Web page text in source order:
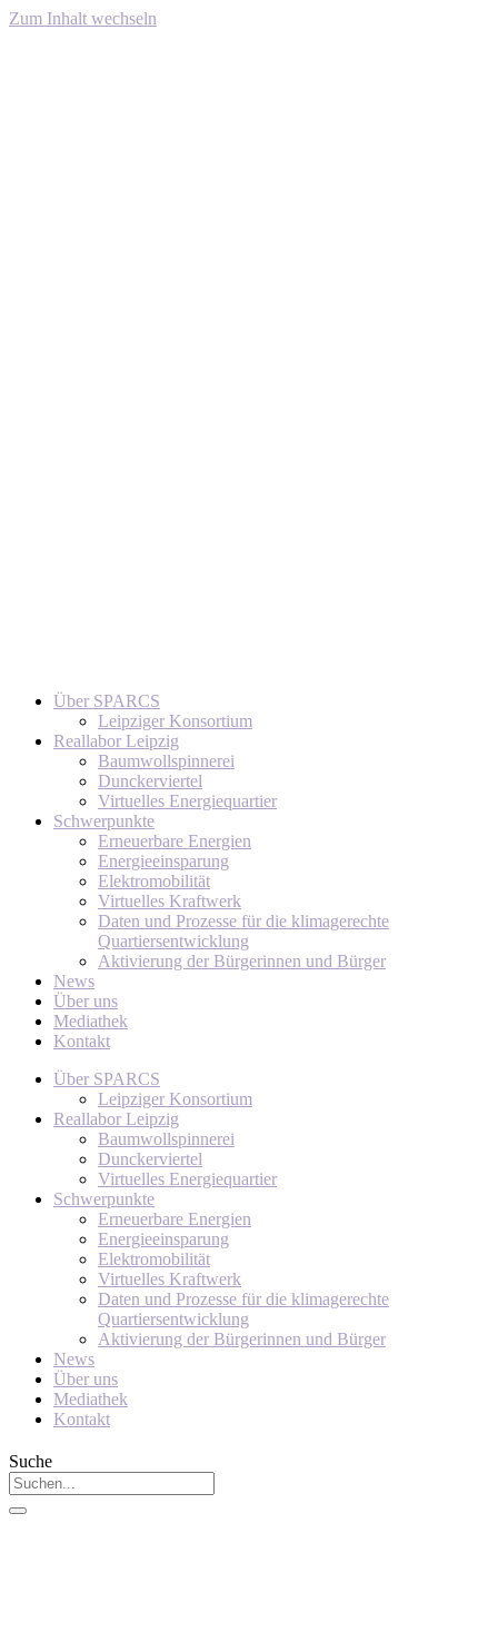
Zum Inhalt wechseln
Über SPARCS
Leipziger Konsortium
Reallabor Leipzig
Baumwollspinnerei
Dunckerviertel
Virtuelles Energiequartier
Schwerpunkte
Erneuerbare Energien
Energieeinsparung
Elektromobilität
Virtuelles Kraftwerk
Daten und Prozesse für die klimagerechte
Quartiersentwicklung
Aktivierung der Bürgerinnen und Bürger
News
Über uns
Mediathek
Kontakt
Über SPARCS
Leipziger Konsortium
Reallabor Leipzig
Baumwollspinnerei
Dunckerviertel
Virtuelles Energiequartier
Schwerpunkte
Erneuerbare Energien
Energieeinsparung
Elektromobilität
Virtuelles Kraftwerk
Daten und Prozesse für die klimagerechte
Quartiersentwicklung
Aktivierung der Bürgerinnen und Bürger
News
Über uns
Mediathek
Kontakt
Suche